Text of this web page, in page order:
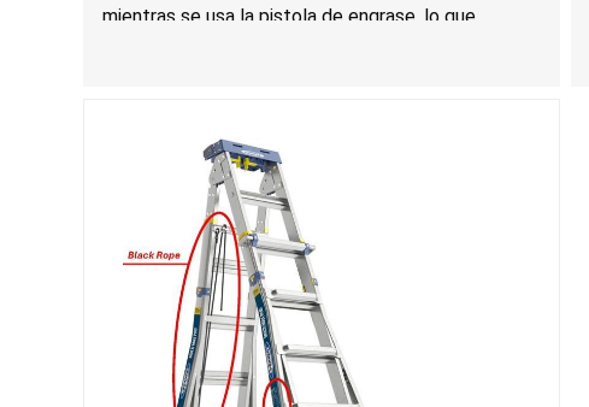
mientras se usa la pistola de engrase, lo que